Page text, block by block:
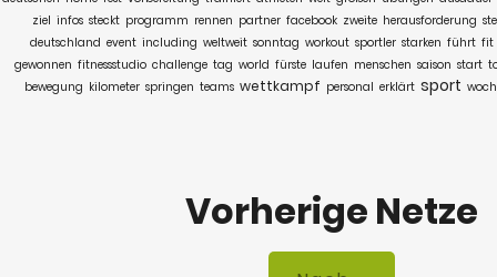
ziel infos steckt programm rennen partner facebook zweite herausforderung
deutschland event including weltweit sonntag workout sportler starken führt fit
gewonnen fitnessstudio challenge tag world fürste laufen menschen saison start
bewegung kilometer springen teams wettkampf personal erklärt sport
Vorherige Netze